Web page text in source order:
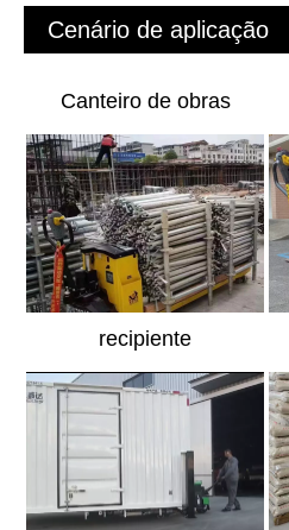
Cenário de aplicação
Canteiro de obras
recipiente